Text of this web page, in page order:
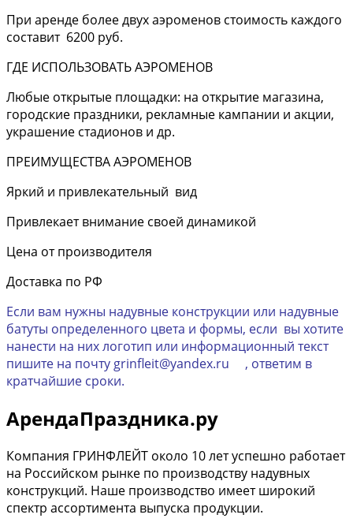
При аренде более двух аэроменов стоимость каждого
составит 6200 руб.
ГДЕ ИСПОЛЬЗОВАТЬ АЭРОМЕНОВ
Любые открытые площадки: на открытие магазина,
городские праздники, рекламные кампании и акции,
украшение стадионов и др.
ПРЕИМУЩЕСТВА АЭРОМЕНОВ
Яркий и привлекательный вид
Привлекает внимание своей динамикой
Цена от производителя
Доставка по РФ
Если вам нужны надувные конструкции или надувные
батуты определенного цвета и формы, если вы хотите
нанести на них логотип или информационный текст
пишите на почту grinfleit@yandex.ru , ответим в
кратчайшие сроки.
АрендаПраздника.ру
Компания ГРИНФЛЕЙТ около 10 лет успешно работает
на Российском рынке по производству надувных
конструкций. Наше производство имеет широкий
спектр ассортимента выпуска продукции.